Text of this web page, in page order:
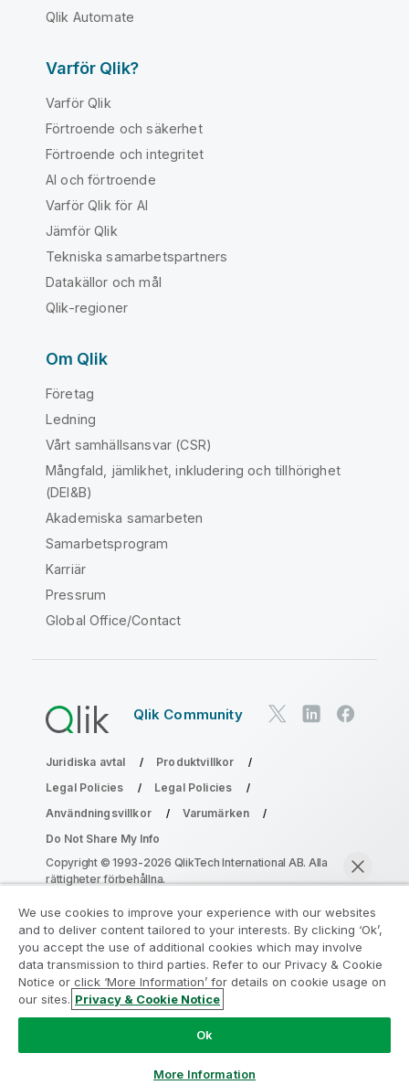
Qlik Automate
Varför Qlik?
Varför Qlik
Förtroende och säkerhet
Förtroende och integritet
AI och förtroende
Varför Qlik för AI
Jämför Qlik
Tekniska samarbetspartners
Datakällor och mål
Qlik-regioner
Om Qlik
Företag
Ledning
Vårt samhällsansvar (CSR)
Mångfald, jämlikhet, inkludering och tillhörighet
(DEI&B)
Akademiska samarbeten
Samarbetsprogram
Karriär
Pressrum
Global Office/Contact
Qlik Community
Juridiska avtal
Produktvillkor
Legal Policies
Legal Policies
Användningsvillkor
Varumärken
Do Not Share My Info
Copyright © 1993-2026 QlikTech International AB. Alla
rättigheter förbehållna.
Gå med i programmet Analytics
Modernization
Modernisera utan att kompromissa med dina värdefulla
QlikView-appar med programmet för
analysmodernisering.
ampquestions@qlik.com
We use cookies to improve your experience with our websites
and to deliver content tailored to your interests. By clicking ‘Ok’,
you accept the use of additional cookies which may involve
data transmission to third parties. Refer to our Privacy & Cookie
Notice or click ‘More Information’ for details on cookie usage on
our sites. Privacy & Cookie Notice
Ok
More Information